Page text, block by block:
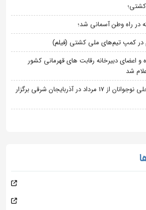
در راه وطن آسمانی شد؛
در کمپ تیم‌های ملی کشتی (فیلم)
و اعضای دبیرخانه رقابت های قهرمانی کشور
شد
اردوی تیم ملی کشتی ساحلی نوجوانان از 17 مرداد در آذربایجان شرقی برگزار